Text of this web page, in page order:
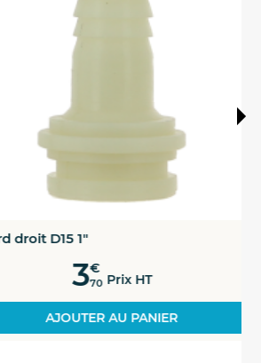
D15 1"
Prix HT
AJOUTER AU PANIER
1 " = 2,54 cm
1 cm = 0,39 "
Raccord droit D25
1"
Nom
Joint Nbr 1"